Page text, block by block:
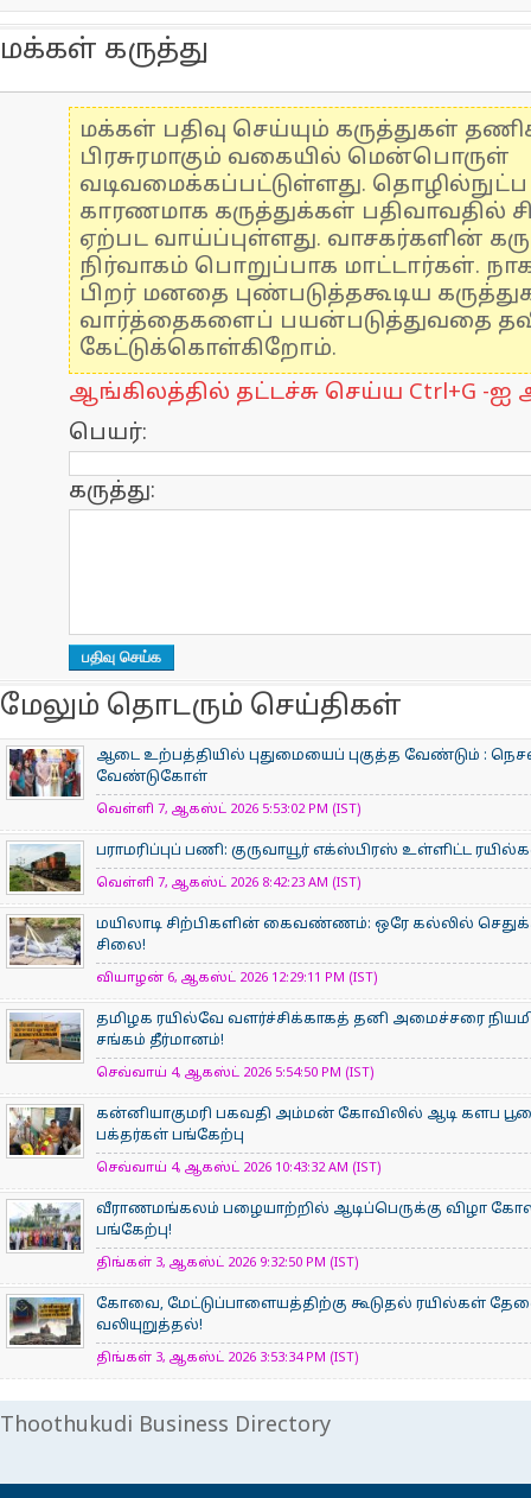
மக்கள் கருத்து
மக்கள் பதிவு செய்யும் கருத்துகள்
பிரசுரமாகும் வகையில் மென்பொருள்
வடிவமைக்கப்பட்டுள்ளது.
காரணமாக கருத்துக்கள் பதிவாவதில்
ஏற்பட வாய்ப்புள்ளது. வாசகர்களின்
நிர்வாகம் பொறுப்பாக மாட்டார்கள்.
பிறர் மனதை புண்படுத்தகூடிய
வார்த்தைகளைப் பயன்படுத்துவதை
கேட்டுக்கொள்கிறோம்.
ஆங்கிலத்தில் தட்டச்சு செய்ய Ctrl+G -ஐ
பெயர்:
கருத்து:
மேலும் தொடரும் செய்திகள்
ஆடை உற்பத்தியில் புதுமையைப் புகுத்த வேண்டும் :
வேண்டுகோள்
வெள்ளி 7, ஆகஸ்ட் 2026 5:53:02 PM (IST)
பராமரிப்புப் பணி: குருவாயூர் எக்ஸ்பிரஸ் உள்ளிட்ட
வெள்ளி 7, ஆகஸ்ட் 2026 8:42:23 AM (IST)
மயிலாடி சிற்பிகளின் கைவண்ணம்: ஒரே கல்லில்
சிலை!
வியாழன் 6, ஆகஸ்ட் 2026 12:29:11 PM (IST)
தமிழக ரயில்வே வளர்ச்சிக்காகத் தனி அமைச்சரை
சங்கம் தீர்மானம்!
செவ்வாய் 4, ஆகஸ்ட் 2026 5:54:50 PM (IST)
கன்னியாகுமரி பகவதி அம்மன் கோவிலில் ஆடி களப
பக்தர்கள் பங்கேற்பு
செவ்வாய் 4, ஆகஸ்ட் 2026 10:43:32 AM (IST)
வீராணமங்கலம் பழையாற்றில் ஆடிப்பெருக்கு விழா
பங்கேற்பு!
திங்கள் 3, ஆகஸ்ட் 2026 9:32:50 PM (IST)
கோவை, மேட்டுப்பாளையத்திற்கு கூடுதல் ரயில்கள்
வலியுறுத்தல்!
திங்கள் 3, ஆகஸ்ட் 2026 3:53:34 PM (IST)
Thoothukudi Business Directory